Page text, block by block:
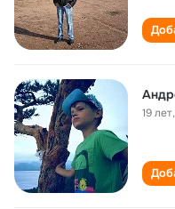
19 лет,